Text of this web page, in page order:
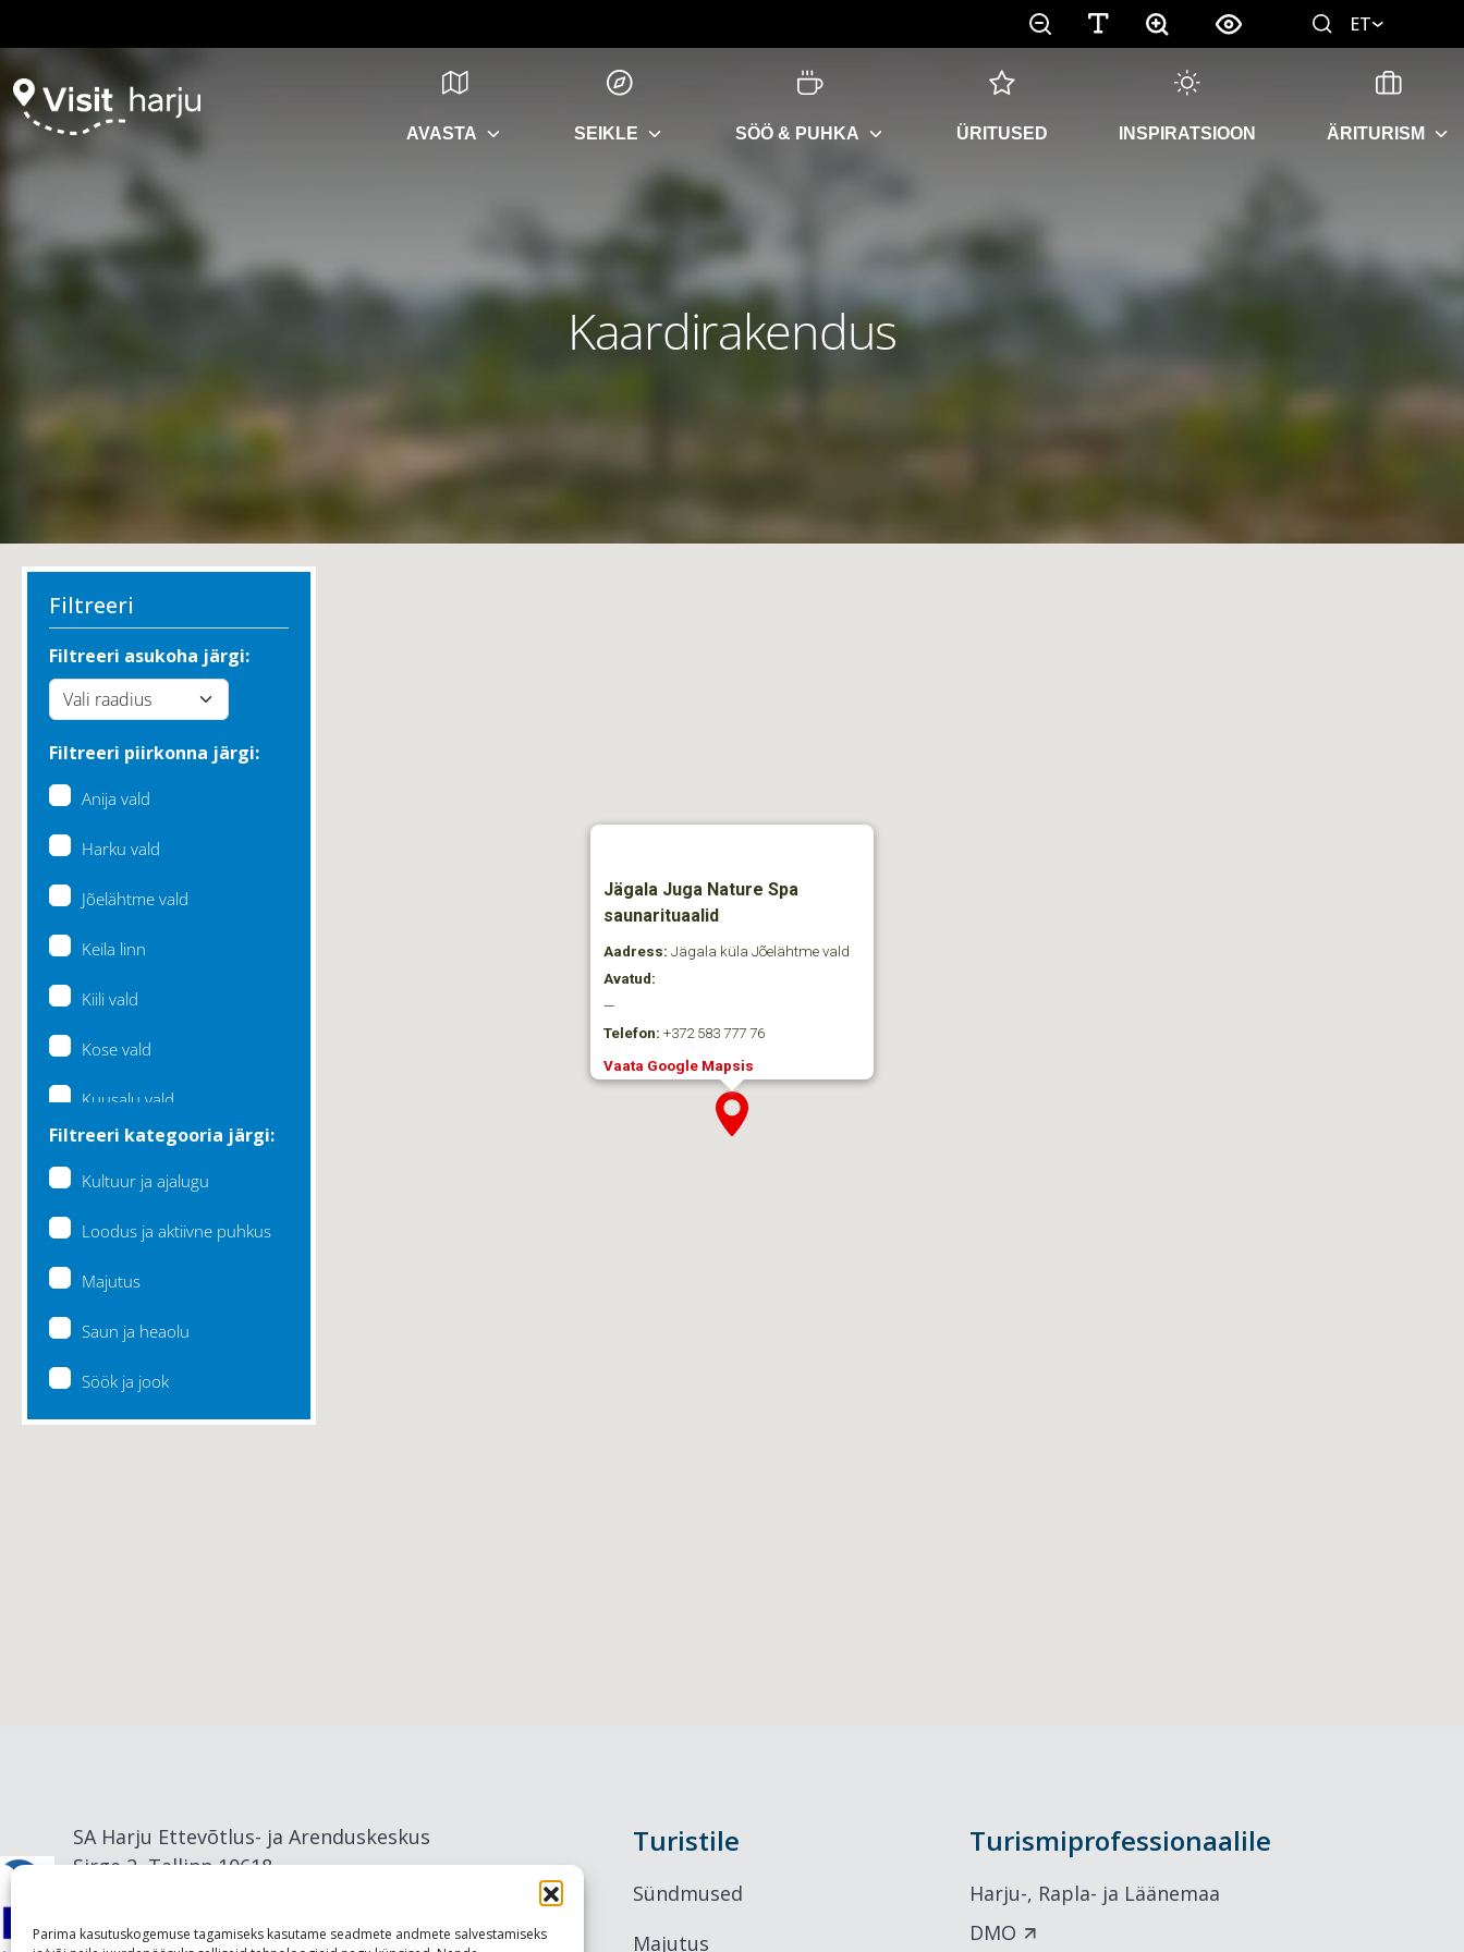
Parima kasutuskogemuse tagamiseks kasutame seadmete andmete salvestamiseks
ET
AVASTA SEIKLE SÖÖ & PUHKA ÜRITUSED INSPIRATSIOON ÄRITURISM
Kaardirakendus
Filtreeri
Filtreeri asukoha järgi:
Filtreeri piirkonna järgi:
Anija vald
Harku vald
Jõelähtme vald
Keila linn
Kiili vald
Kose vald
Kuusalu vald
Lääne-Harju vald
Filtreeri kategooria järgi:
Kultuur ja ajalugu
Loodus ja aktiivne puhkus
Majutus
Saun ja heaolu
Söök ja jook
Jägala Juga Nature Spa
saunarituaalid
Aadress: Jägala küla Jõelähtme vald
Avatud:
—
Telefon: +372 583 777 76
Vaata Google Mapsis
SA Harju Ettevõtlus- ja Arenduskeskus
Sirge 2, Tallinn 10618
Turistile
Sündmused
Majutus
Turismiprofessionaalile
Harju-, Rapla- ja Läänemaa
DMO